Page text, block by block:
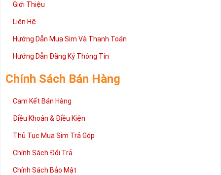
Giới Thiệu
Liên Hệ
Hướng Dẫn Mua Sim Và Thanh Toán
Hướng Dẫn Đăng Ký Thông Tin
Chính Sách Bán Hàng
Cam Kết Bán Hàng
Điều Khoản & Điều Kiện
Thủ Tục Mua Sim Trả Góp
Chính Sách Đổi Trả
Chính Sách Bảo Mật